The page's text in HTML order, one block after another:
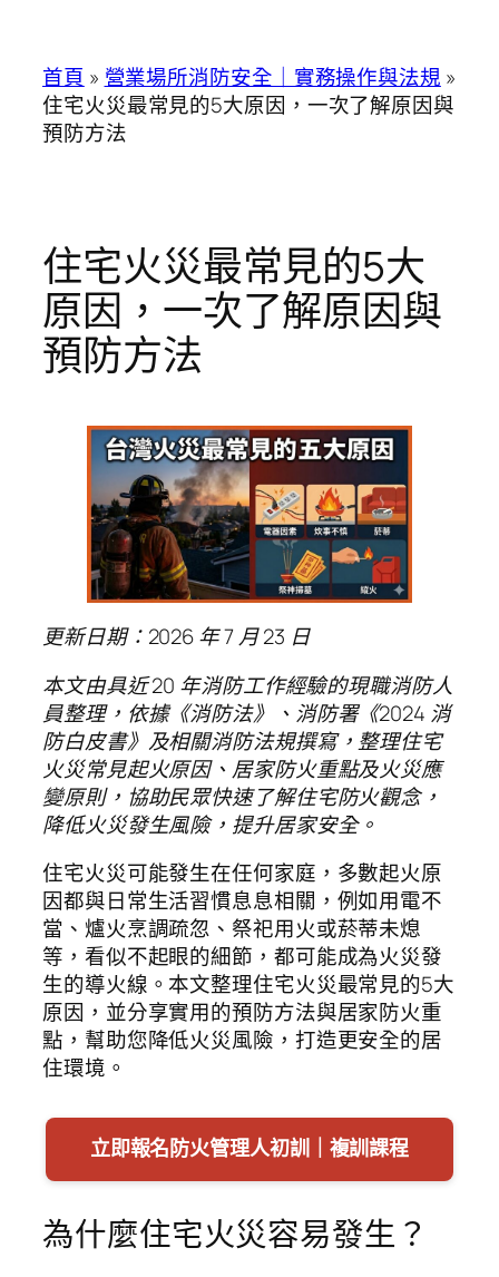
首頁 » 營業場所消防安全｜實務操作與法規 »
住宅火災最常見的5大原因，一次了解原因與
預防方法
住宅火災最常見的5大
原因，一次了解原因與
預防方法
更新日期：2026 年 7 月 23 日
本文由具近 20 年消防工作經驗的現職消防人
員整理，依據《消防法》、消防署《2024 消
防白皮書》及相關消防法規撰寫，整理住宅
火災常見起火原因、居家防火重點及火災應
變原則，協助民眾快速了解住宅防火觀念，
降低火災發生風險，提升居家安全。
住宅火災可能發生在任何家庭，多數起火原
因都與日常生活習慣息息相關，例如用電不
當、爐火烹調疏忽、祭祀用火或菸蒂未熄
等，看似不起眼的細節，都可能成為火災發
生的導火線。本文整理住宅火災最常見的5大
原因，並分享實用的預防方法與居家防火重
點，幫助您降低火災風險，打造更安全的居
住環境。
立即報名防火管理人初訓｜複訓課程
為什麼住宅火災容易發生？